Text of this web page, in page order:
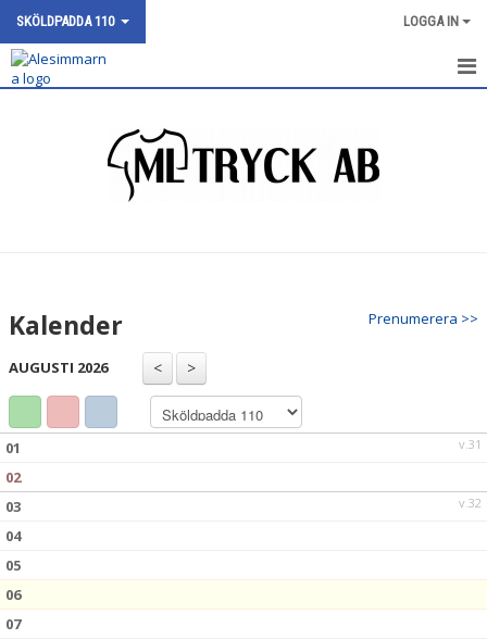
SKÖLDPADDA 110 LOGGA IN
Prenumerera >>
Kalender
AUGUSTI 2026
v.31
01
02
v.32
03
04
05
06
07